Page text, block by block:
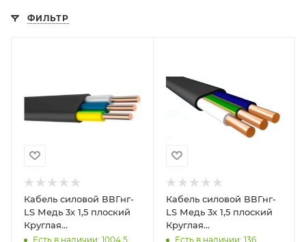
ФИЛЬТР
Кабель силовой ВВГнг-
LS Медь 3х 1,5 плоский
Круглая
однопроволочная жила
Есть в наличии: 1004.5
Кабель силовой ВВГнг-
LS Медь 3х 1,5 плоский
Круглая
однопроволочная жила
Есть в наличии: 136